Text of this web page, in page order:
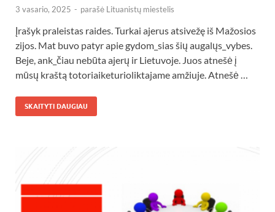
3 vasario, 2025 - parašė Lituanistų miestelis
Įrašyk praleistas raides. Turkai ajerus atsivežę iš Mažosios
zijos. Mat buvo patyr apie gydom_sias šių augalųs_vybes.
Beje, ank_čiau nebūta ajerų ir Lietuvoje. Juos atnešė į
mūsų kraštą totoriaiketurioliktajame amžiuje. Atnešė …
SKAITYTI DAUGIAU